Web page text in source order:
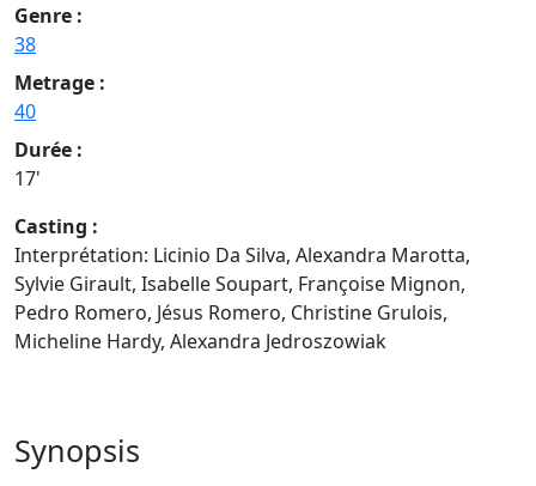
Genre :
38
Metrage :
40
Durée :
17'
Casting :
Interprétation: Licinio Da Silva, Alexandra Marotta,
Sylvie Girault, Isabelle Soupart, Françoise Mignon,
Pedro Romero, Jésus Romero, Christine Grulois,
Micheline Hardy, Alexandra Jedroszowiak
Synopsis